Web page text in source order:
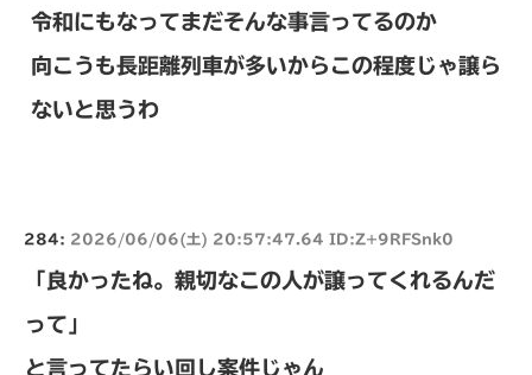
令和にもなってまだそんな事言ってるのか
向こうも長距離列車が多いからこの程度じゃ譲ら
ないと思うわ
284: 2026/06/06(土) 20:57:47.64 ID:Z+9RFSnk0
「良かったね。親切なこの人が譲ってくれるんだ
って」
と言ってたらい回し案件じゃん